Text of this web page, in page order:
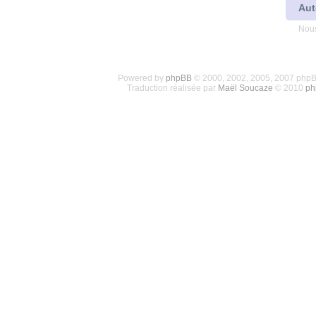
Powered by phpBB© 2000, 2002, 2005, 2007
Traduction réalisée par Maël Soucaze © 2010